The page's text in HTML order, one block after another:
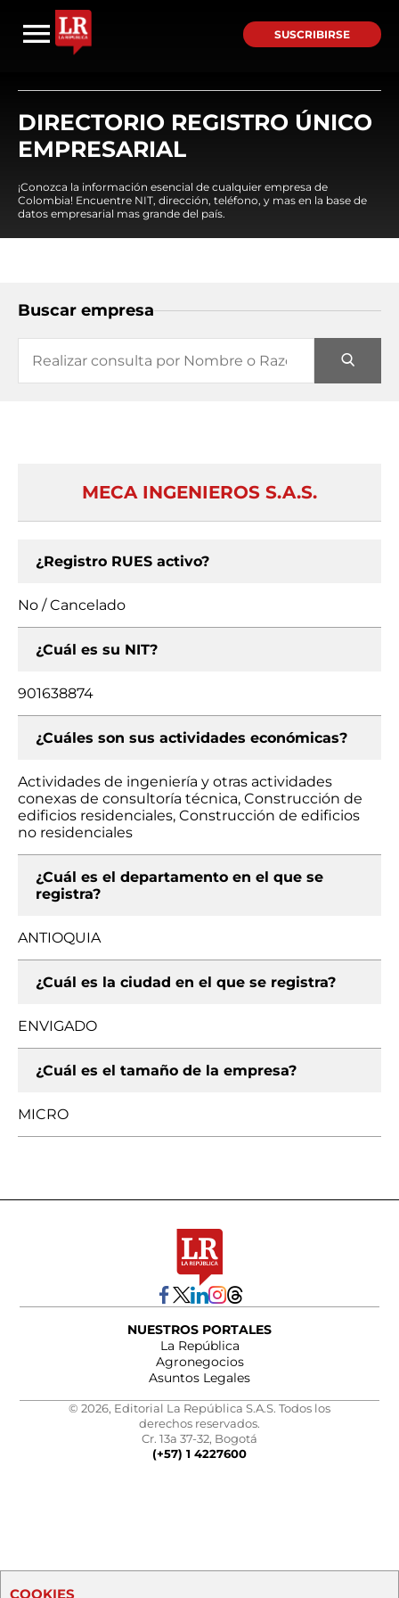
SUSCRIBIRSE
DIRECTORIO REGISTRO ÚNICO
EMPRESARIAL
¡Conozca la información esencial de cualquier empresa de
Colombia! Encuentre NIT, dirección, teléfono, y mas en la base de
datos empresarial mas grande del país.
Buscar empresa
MECA INGENIEROS S.A.S.
¿Registro RUES activo?
No / Cancelado
¿Cuál es su NIT?
901638874
¿Cuáles son sus actividades económicas?
Actividades de ingeniería y otras actividades
conexas de consultoría técnica, Construcción de
edificios residenciales, Construcción de edificios
no residenciales
¿Cuál es el departamento en el que se
registra?
ANTIOQUIA
¿Cuál es la ciudad en el que se registra?
ENVIGADO
¿Cuál es el tamaño de la empresa?
MICRO
NUESTROS PORTALES
La República
Agronegocios
Asuntos Legales
© 2026, Editorial La República S.A.S. Todos los
derechos reservados.
Cr. 13a 37-32, Bogotá
(+57) 1 4227600
COOKIES